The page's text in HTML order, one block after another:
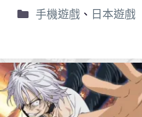
手機遊戲、 日本遊戲